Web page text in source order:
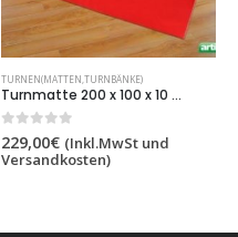
TURNEN(MATTEN,TURNBÄNKE)
Turnmatte 200 x 100 x 10 cm, faltbar, PVC-Überzug, Artikelnummer 237-10
0out of 5
229,00€ (Inkl.MwSt und
Versandkosten)